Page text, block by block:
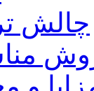
۵ چالش